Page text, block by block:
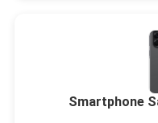
Smartphone